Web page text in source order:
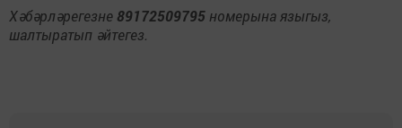
Хәбәрләрегезне 89172509795 номерына языгыз,
шалтыратып әйтегез.